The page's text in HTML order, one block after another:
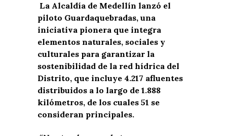
La Alcaldía de Medellín lanzó el
piloto Guardaquebradas, una
iniciativa pionera que integra
elementos naturales, sociales y
culturales para garantizar la
sostenibilidad de la red hídrica del
Distrito, que incluye 4.217 afluentes
distribuidos a lo largo de 1.888
kilómetros, de los cuales 51 se
consideran principales.